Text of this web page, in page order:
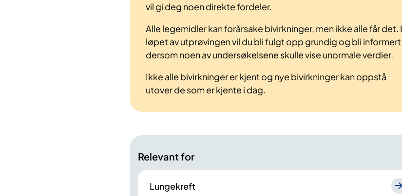
vil gi deg noen direkte fordeler.
Alle legemidler kan forårsake bivirkninger, men ikke alle får det. I
løpet av utprøvingen vil du bli fulgt opp grundig og bli informert
dersom noen av undersøkelsene skulle vise unormale verdier.
Ikke alle bivirkninger er kjent og nye bivirkninger kan oppstå
utover de som er kjente i dag.
Relevant for
Lungekreft